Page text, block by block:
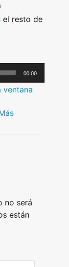
el resto de
00:00
ventana
no será
están